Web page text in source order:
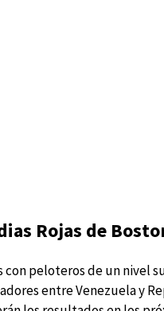
Rojas de
con peloteros de un nivel
entre Venezuela y